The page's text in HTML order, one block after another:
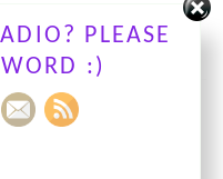
PLEASE
:)